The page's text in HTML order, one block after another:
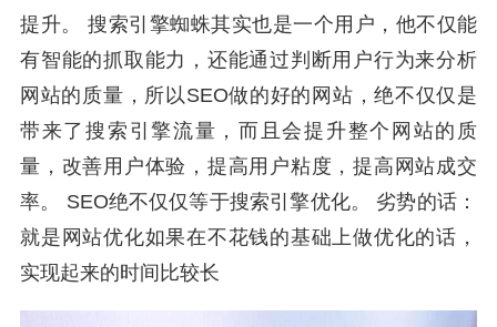
提升。 搜索引擎蜘蛛其实也是一个用户，他不仅能
有智能的抓取能力，还能通过判断用户行为来分析
网站的质量，所以SEO做的好的网站，绝不仅仅是
带来了搜索引擎流量，而且会提升整个网站的质
量，改善用户体验，提高用户粘度，提高网站成交
率。 SEO绝不仅仅等于搜索引擎优化。 劣势的话：
就是网站优化如果在不花钱的基础上做优化的话，
实现起来的时间比较长